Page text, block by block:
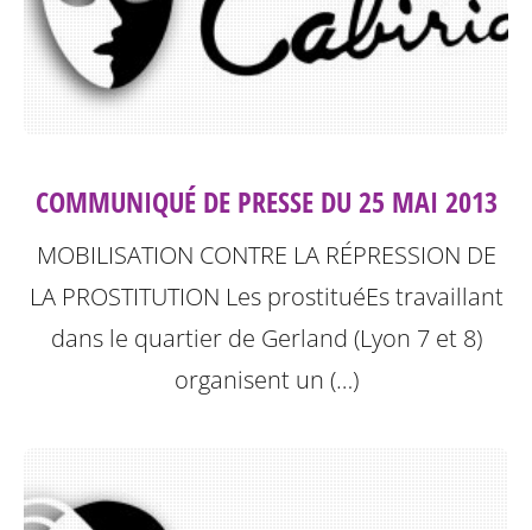
COMMUNIQUÉ DE PRESSE DU 25 MAI 2013
MOBILISATION CONTRE LA RÉPRESSION DE
LA PROSTITUTION Les prostituéEs travaillant
dans le quartier de Gerland (Lyon 7 et 8)
organisent un (…)